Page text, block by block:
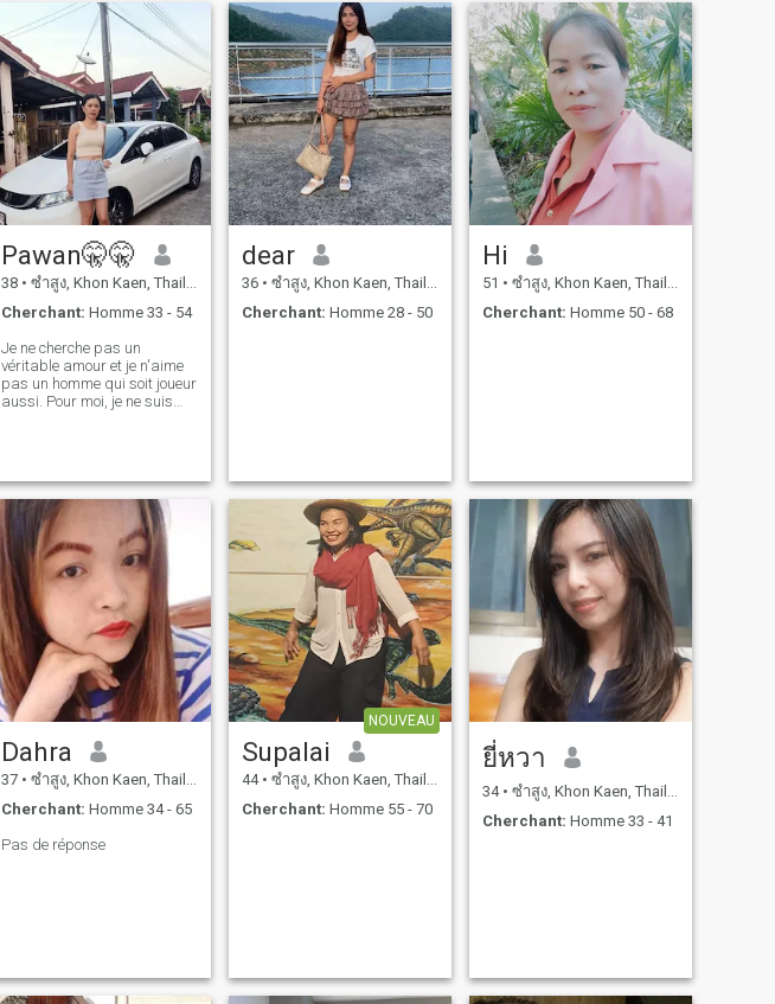
Pawan🤫🤫
38 • ซำสูง, Khon Kaen, Thailande
Cherchant: Homme 33 - 54
Je ne cherche pas un
véritable amour et je n'aime
pas un homme qui soit joueur
aussi. Pour moi, je ne suis
dear
36 • ซำสูง, Khon Kaen, Thailande
Cherchant: Homme 28 - 50
Hi
51 • ซำสูง, Khon Kaen, Thailande
Cherchant: Homme 50 - 68
Dahra
37 • ซำสูง, Khon Kaen, Thailande
Cherchant: Homme 34 - 65
Pas de réponse
NOUVEAU
Supalai
44 • ซำสูง, Khon Kaen, Thailande
Cherchant: Homme 55 - 70
ยี่หวา
34 • ซำสูง, Khon Kaen, Thailande
Cherchant: Homme 33 - 41